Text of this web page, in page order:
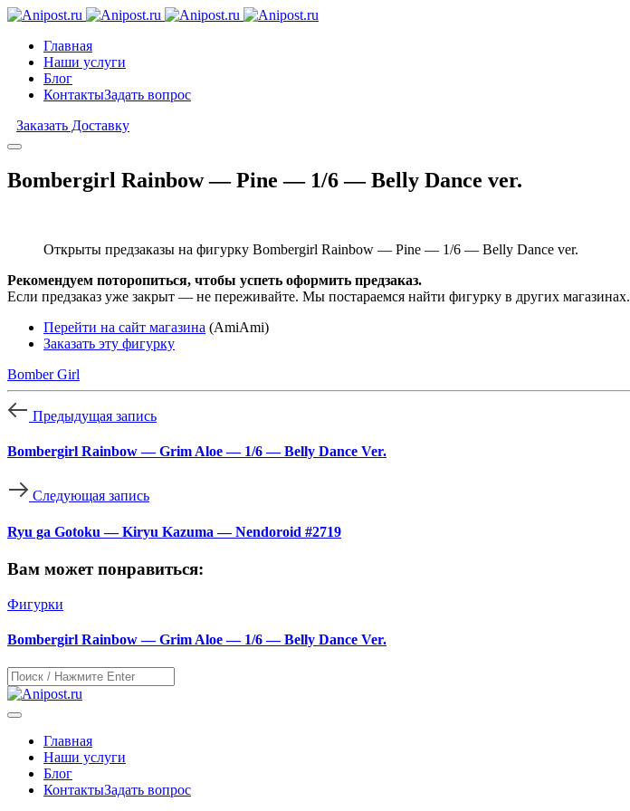
Главная
Наши услуги
Блог
КонтактыЗадать вопрос
Заказать Доставку
Bombergirl Rainbow — Pine — 1/6 — Belly Dance ver.
Открыты предзаказы на фигурку Bombergirl Rainbow — Pine — 1/6 — Belly Dance ver.
Рекомендуем поторопиться, чтобы успеть оформить предзаказ.
Если предзаказ уже закрыт — не переживайте. Мы постараемся найти фигурку в других магазинах.
Перейти на сайт магазина (AmiAmi)
Заказать эту фигурку
Bomber Girl
Предыдущая запись
Bombergirl Rainbow — Grim Aloe — 1/6 — Belly Dance Ver.
Следующая запись
Ryu ga Gotoku — Kiryu Kazuma — Nendoroid #2719
Вам может понравиться:
Фигурки
Bombergirl Rainbow — Grim Aloe — 1/6 — Belly Dance Ver.
Главная
Наши услуги
Блог
КонтактыЗадать вопрос